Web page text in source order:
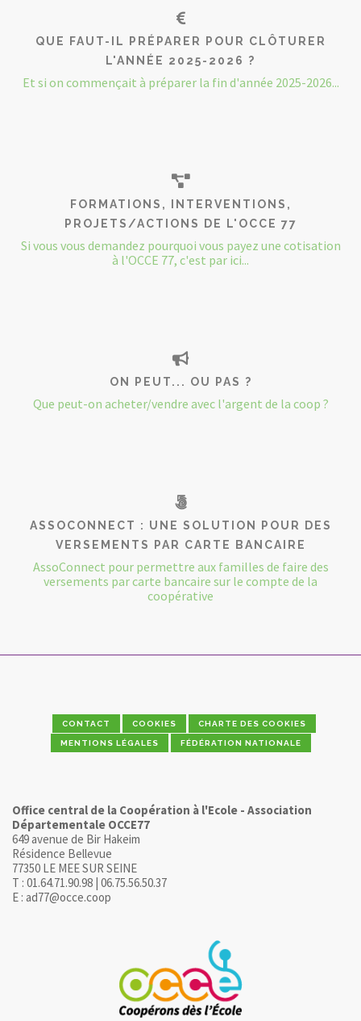
QUE FAUT-IL PRÉPARER POUR CLÔTURER
L'ANNÉE 2025-2026 ?
Et si on commençait à préparer la fin d'année 2025-2026...
FORMATIONS, INTERVENTIONS,
PROJETS/ACTIONS DE L'OCCE 77
Si vous vous demandez pourquoi vous payez une cotisation
à l'OCCE 77, c'est par ici...
ON PEUT... OU PAS ?
Que peut-on acheter/vendre avec l'argent de la coop ?
ASSOCONNECT : UNE SOLUTION POUR DES
VERSEMENTS PAR CARTE BANCAIRE
AssoConnect pour permettre aux familles de faire des
versements par carte bancaire sur le compte de la
coopérative
CONTACT COOKIES CHARTE DES COOKIES
MENTIONS LÉGALES FÉDÉRATION NATIONALE
Office central de la Coopération à l'Ecole - Association
Départementale OCCE77
649 avenue de Bir Hakeim
Résidence Bellevue
77350 LE MEE SUR SEINE
T : 01.64.71.90.98 | 06.75.56.50.37
E : ad77@occe.coop